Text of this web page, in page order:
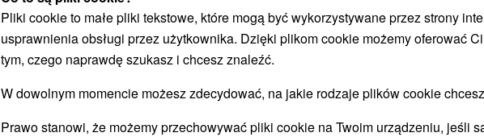
Pliki cookie to małe pliki tekstowe, które mogą być wykorzystywane przez strony
usprawnienia obsługi przez użytkownika. Dzięki plikom cookie możemy oferować
tym, czego naprawdę szukasz i chcesz znaleźć.
W dowolnym momencie możesz zdecydować, na jakie rodzaje plików cookie
Prawo stanowi, że możemy przechowywać pliki cookie na Twoim urządzeniu, jeśli